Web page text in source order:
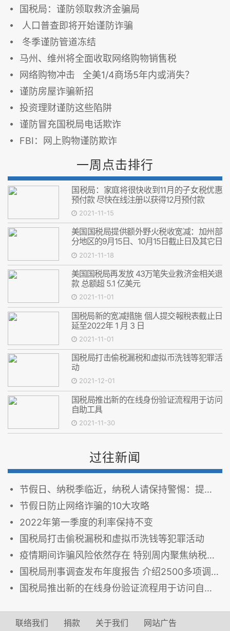
国税局：谨防领取救济金骗局
人口普查即将开始谨防诈骗
冬季谨防管道冻结
马州、维州将全面收取网络购物销售税
网络购物冲击 全美1/4商场5年内或消失？
谨防房屋诈骗新招
投资理财谨防这些陷阱
谨防冒充国税局电话欺诈
FBI：网上购物谨防欺诈
一周点击排行
国税局：家庭将很快收到11月的子女税优惠
预付款 尽快在线注册以获得12月预付款
2021-11-15
美国国税局提供额外野火税收宽减：加州部
分地区的9月15日、10月15日截止日及其它日
期进一步延长至明年1月3日
2021-11-18
美国国税局再发放 43万笔失业救济金相关退
款 总额超 5.1 亿美元
2021-11-01
国税局新的宽减措施 個人提交報稅表截止日
延至2022年 1 月 3 日
2021-11-01
国税局打击偷税漏税和虚拟币洗钱等犯罪活
动
2021-12-01
国税局推出新的在线身份验证流程用于访问
自助工具
2021-11-30
过往新闻
节假日、纳税季临近，纳税人请保持警惕：提防诈骗 保护财务信息
节假日防止网络诈骗的10大攻略
2022年第一季度的利率保持不变
国税局打击偷税漏税和虚拟币洗钱等犯罪活动
疫情期间诈骗风险依然存在 特别周内聚焦纳税人等 防止身份盗用
国税局刑事调查发布年度报告 介绍2500多项调查及执法伙伴关系
国税局推出新的在线身份验证流程用于访问自助工具
联络我们 捐款 关于我们 网站广告